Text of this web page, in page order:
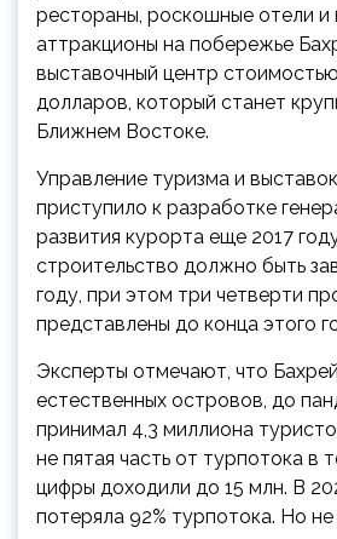
рестораны, роскошные отели и
аттракционы на побережье
выставочный центр
долларов, который станет
Ближнем Востоке.
Управление туризма и
приступило к разработке
развития курорта еще 2017
строительство должно быть
году, при этом три четверти
представлены до конца этого
Эксперты отмечают, что
естественных островов, до
принимал 4,3 миллиона
не пятая часть от турпотока
цифры доходили до 15 млн. В
потеряла 92% турпотока. Но не